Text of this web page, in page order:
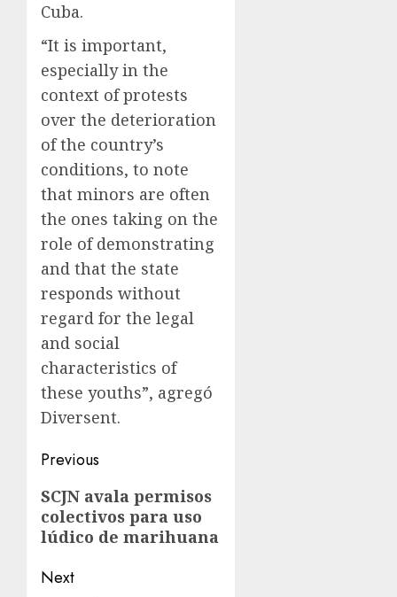
Cuba.
“It is important,
especially in the
context of protests
over the deterioration
of the country’s
conditions, to note
that minors are often
the ones taking on the
role of demonstrating
and that the state
responds without
regard for the legal
and social
characteristics of
these youths”, agregó
Diversent.
Previous
SCJN avala permisos
colectivos para uso
lúdico de marihuana
Next